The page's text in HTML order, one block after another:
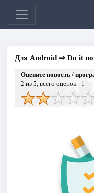
Для Android⇒ Do it
Оцените новость /
2 из 5, всего оценок - 1